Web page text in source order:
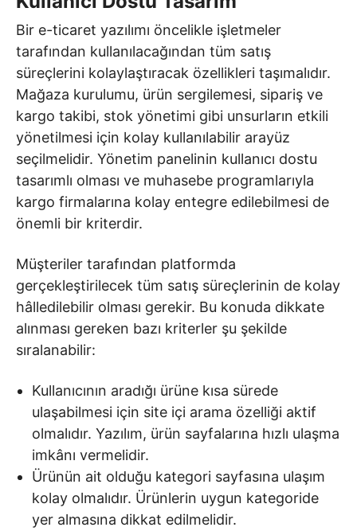
Bir e-ticaret yazılımı öncelikle işletmeler
tarafından kullanılacağından tüm satış
süreçlerini kolaylaştıracak özellikleri taşımalıdır.
Mağaza kurulumu, ürün sergilemesi, sipariş ve
kargo takibi, stok yönetimi gibi unsurların etkili
yönetilmesi için kolay kullanılabilir arayüz
seçilmelidir. Yönetim panelinin kullanıcı dostu
tasarımlı olması ve muhasebe programlarıyla
kargo firmalarına kolay entegre edilebilmesi de
önemli bir kriterdir.
Müşteriler tarafından platformda
gerçekleştirilecek tüm satış süreçlerinin de kolay
hâlledilebilir olması gerekir. Bu konuda dikkate
alınması gereken bazı kriterler şu şekilde
sıralanabilir:
Kullanıcının aradığı ürüne kısa sürede
ulaşabilmesi için site içi arama özelliği aktif
olmalıdır. Yazılım, ürün sayfalarına hızlı ulaşma
imkânı vermelidir.
Ürünün ait olduğu kategori sayfasına ulaşım
kolay olmalıdır. Ürünlerin uygun kategoride
yer almasına dikkat edilmelidir.